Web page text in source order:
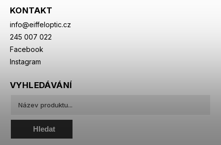
KONTAKT
info@eiffeloptic.cz
245 007 022
Facebook
Instagram
VYHLEDÁVÁNÍ
Hledat